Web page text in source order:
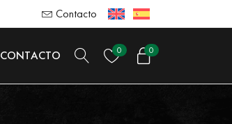
Contacto
CONTACTO 0 0